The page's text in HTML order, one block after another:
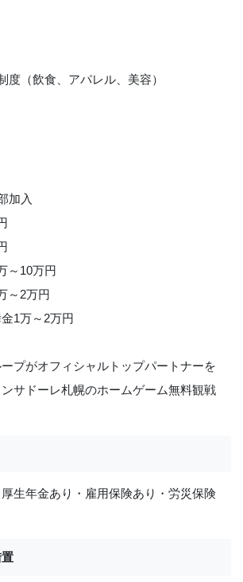
度（飲食、アパレル、美容）
加入
～10万円
～2万円
1万～2万円
プがオフィシャルトップパートナーを
サドーレ札幌のホームゲーム無料観戦
生年金あり・雇用保険あり・労災保険